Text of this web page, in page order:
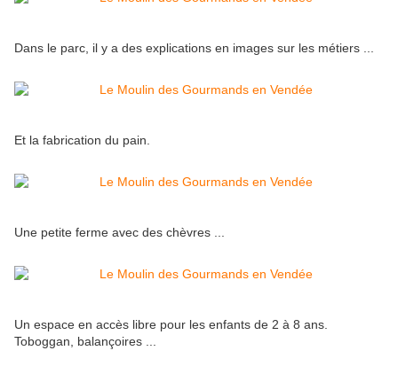
Dans le parc, il y a des explications en images sur les métiers ...
Et la fabrication du pain.
Une petite ferme avec des chèvres ...
Un espace en accès libre pour les enfants de 2 à 8 ans.
Toboggan, balançoires ...